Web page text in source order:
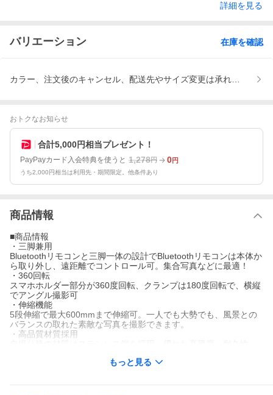
詳細を見る
バリエーション 在庫を確認
カラー、注文後のキャンセル、配送先やサイズ変更は承れません
おトクなお知らせ
合計5,000円相当プレゼント！
PayPayカード入会特典を使うと 1,278円 0円
うち2,000円相当は利用先・期間限定。他条件あり
商品情報
■商品情報
・三脚兼用
Bluetoothリモコンと三脚一体の設計でBluetoothリモコンは本体か
ら取り外し、遠距離でコントロール可。集合写真などに最適！
・360回転
スマホホルダー部分が360度回転、クランプは180度回転で、横縦
でアングル撮影可
・伸縮機能
5段伸縮で最大600mmまで伸縮可。一人でも大勢でも、風景との
バランスの取れた素敵な写真を撮影できます。
・高品質材質採用
折りたためば最小19cmと超コンパクト、収納時に500mlのペット
もっと見る